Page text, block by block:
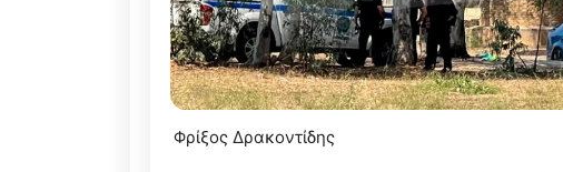
Φρίξος Δρακοντίδης